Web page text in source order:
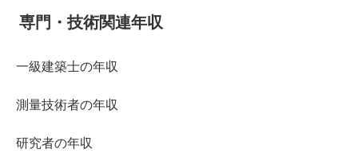
専門・技術関連年収
一級建築士の年収
測量技術者の年収
研究者の年収